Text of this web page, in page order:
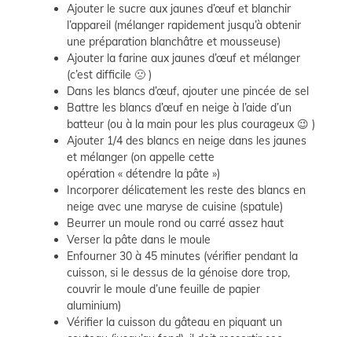
Ajouter le sucre aux jaunes d’œuf et blanchir
l’appareil (mélanger rapidement jusqu’à obtenir
une préparation blanchâtre et mousseuse)
Ajouter la farine aux jaunes d’œuf et mélanger
(c’est difficile 🙁 )
Dans les blancs d’œuf, ajouter une pincée de sel
Battre les blancs d’œuf en neige à l’aide d’un
batteur (ou à la main pour les plus courageux 😉 )
Ajouter 1/4 des blancs en neige dans les jaunes
et mélanger (on appelle cette
opération « détendre la pâte »)
Incorporer délicatement les reste des blancs en
neige avec une maryse de cuisine (spatule)
Beurrer un moule rond ou carré assez haut
Verser la pâte dans le moule
Enfourner 30 à 45 minutes (vérifier pendant la
cuisson, si le dessus de la génoise dore trop,
couvrir le moule d’une feuille de papier
aluminium)
Vérifier la cuisson du gâteau en piquant un